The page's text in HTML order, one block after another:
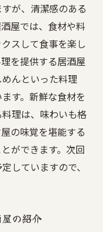
が、清潔感のある
屋では、食材や料
スして食事を楽し
を提供する居酒屋
んといった料理
す。新鮮な食材を
理は、味わいも格
の味覚を堪能する
ができます。次回
していますので、
の紹介